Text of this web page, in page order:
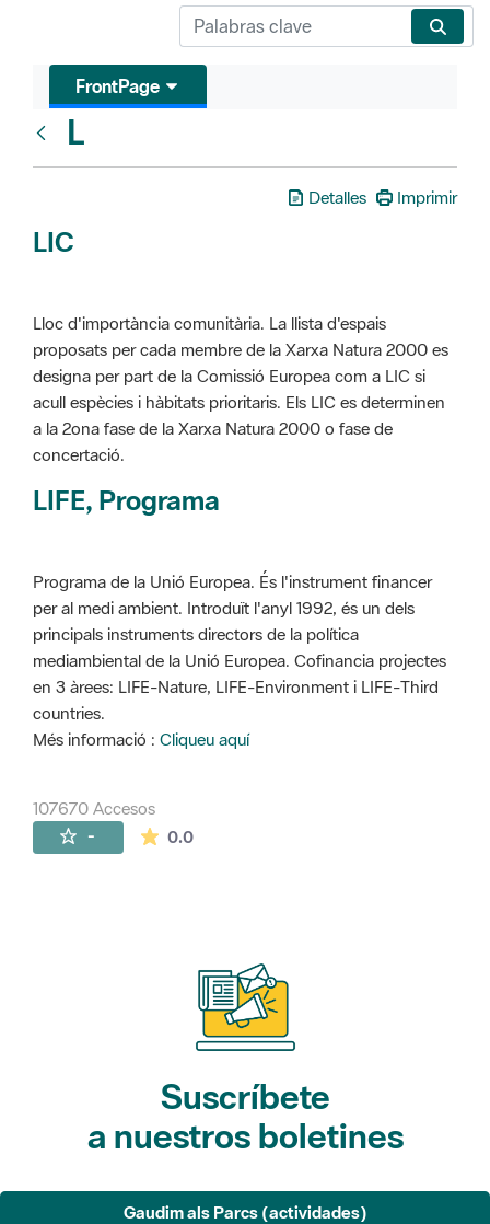
FrontPage
L
Detalles Imprimir
LIC
Lloc d'importància comunitària. La llista d'espais
proposats per cada membre de la Xarxa Natura 2000 es
designa per part de la Comissió Europea com a LIC si
acull espècies i hàbitats prioritaris. Els LIC es determinen
a la 2ona fase de la Xarxa Natura 2000 o fase de
concertació.
LIFE, Programa
Programa de la Unió Europea. És l'instrument financer
per al medi ambient. Introduït l'anyl 1992, és un dels
principals instruments directors de la política
mediambiental de la Unió Europea. Cofinancia projectes
en 3 àrees: LIFE-Nature, LIFE-Environment i LIFE-Third
countries.
Més informació : Cliqueu aquí
107670 Accesos
- 0.0La valoración media es de 0 estrellas de
Suscríbete
a nuestros boletines
Gaudim als Parcs (actividades)